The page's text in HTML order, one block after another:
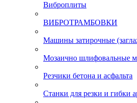
Виброплиты
ВИБРОТРАМБОВКИ
Машины затирочные
Мозаично шлифовальные
Резчики бетона и асфальта
Станки для резки и гибки